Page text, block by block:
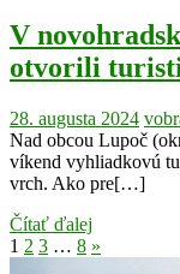
V
otvorili
28. augusta 2024
Nad obcou Lupoč
víkend vyhliadkovú
vrch. Ako pre[…]
Čítať ďalej
Stránkovanie
1 2 3 … 8 Next
»